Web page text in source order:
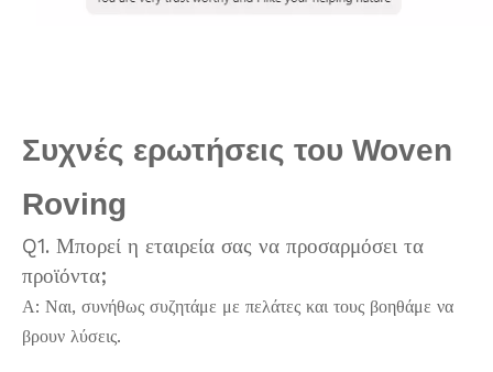
Συχνές ερωτήσεις του Woven
Roving
Q1. Μπορεί η εταιρεία σας να προσαρμόσει τα
προϊόντα;
Α: Ναι, συνήθως συζητάμε με πελάτες και τους βοηθάμε να
βρουν λύσεις.